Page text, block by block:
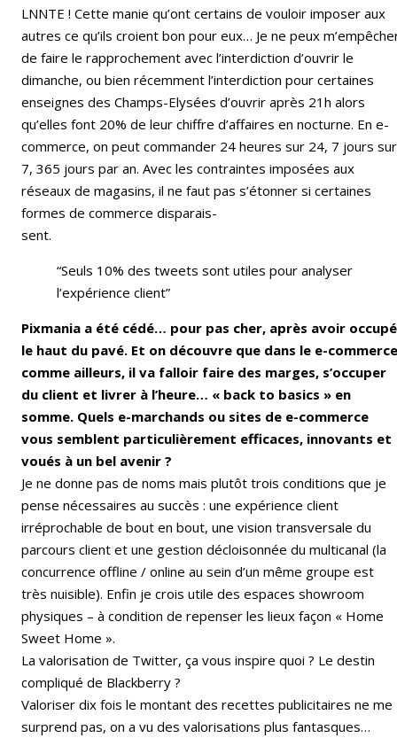
LNNTE ! Cette manie qu’ont certains de vouloir imposer aux
autres ce qu’ils croient bon pour eux… Je ne peux
de faire le rapprochement avec l’interdiction d’ouvrir le
dimanche, ou bien récemment l’interdiction pour certaines
enseignes des Champs-Elysées d’ouvrir après 21h alors
qu’elles font 20% de leur chiffre d’affaires en nocturne. En e-
commerce, on peut commander 24 heures sur 24, 7 jours sur
7, 365 jours par an. Avec les contraintes imposées aux
réseaux de magasins, il ne faut pas s’étonner si certaines
formes de commerce disparais-
sent.
“Seuls 10% des tweets sont utiles pour analyser
l’expérience client”
Pixmania a été cédé… pour pas cher, après avoir occupé
le haut du pavé. Et on découvre que dans le e-commerce
comme ailleurs, il va falloir faire des marges, s’occuper
du client et livrer à l’heure… « back to basics » en
somme. Quels e-marchands ou sites de e-commerce
vous semblent particulièrement efficaces, innovants et
voués à un bel avenir ?
Je ne donne pas de noms mais plutôt trois conditions que je
pense nécessaires au succès : une expérience client
irréprochable de bout en bout, une vision transversale du
parcours client et une gestion décloisonnée du multicanal (la
concurrence offline / online au sein d’un même groupe est
très nuisible). Enfin je crois utile des espaces showroom
physiques – à condition de repenser les lieux façon « Home
Sweet Home ».
La valorisation de Twitter, ça vous inspire quoi ? Le destin
compliqué de Blackberry ?
Valoriser dix fois le montant des recettes publicitaires ne me
surprend pas, on a vu des valorisations plus fantasques…